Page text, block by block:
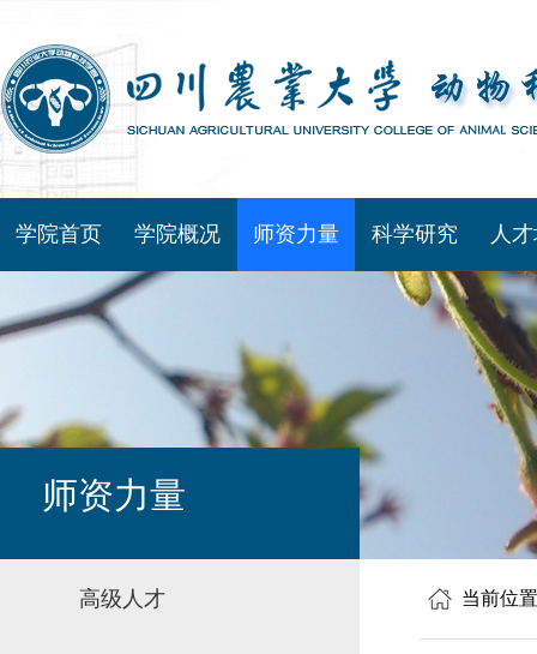
学院首页 学院概况 师资力量 科学研究 人
师资力量
高级人才 当前位